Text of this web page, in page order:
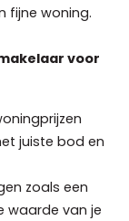
fijne woning.
voor
juiste bod en
zoals een
waarde van je